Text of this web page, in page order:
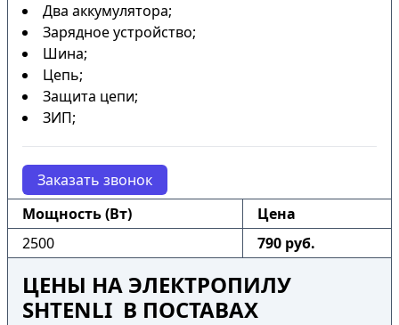
Два аккумулятора;
Зарядное устройство;
Шина;
Цепь;
Защита цепи;
ЗИП;
Заказать звонок
Мощность (Вт)
Цена
2500
790 руб.
ЦЕНЫ НА ЭЛЕКТРОПИЛУ
SHTENLI В ПОСТАВАХ